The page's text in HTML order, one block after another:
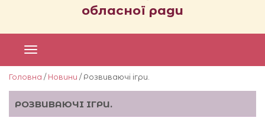
обласної ради
Головна / Новини / Розвиваючi iгри.
РОЗВИВАЮЧI IГРИ.